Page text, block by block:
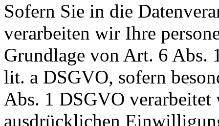
Sofern Sie in die
verarbeiten wir Ihre
Grundlage von Art. 6 Abs.
lit. a DSGVO, sofern
Abs. 1 DSGVO verarbeitet
ausdrücklichen